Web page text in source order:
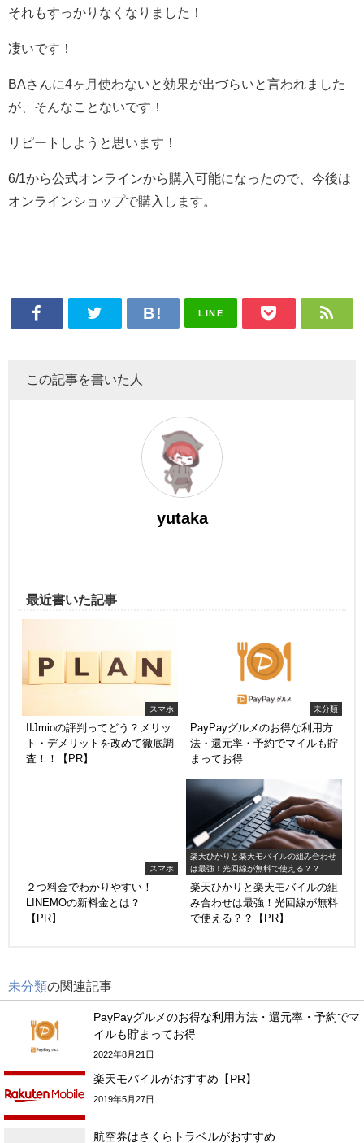
それもすっかりなくなりました！
凄いです！
BAさんに4ヶ月使わないと効果が出づらいと言われました
が、そんなことないです！
リピートしようと思います！
6/1から公式オンラインから購入可能になったので、今後は
オンラインショップで購入します。
LINE
この記事を書いた人
yutaka
最近書いた記事
スマホ
IIJmioの評判ってどう？メリッ
ト・デメリットを改めて徹底調
査！！【PR】
未分類
PayPayグルメのお得な利用方
法・還元率・予約でマイルも貯
まってお得
スマホ
２つ料金でわかりやすい！
LINEMOの新料金とは？
【PR】
楽天ひかりと楽天モバイルの組み合わせ
は最強！光回線が無料で使える？？
楽天ひかりと楽天モバイルの組
み合わせは最強！光回線が無料
で使える？？【PR】
未分類の関連記事
PayPayグルメのお得な利用方法・還元率・予約でマ
イルも貯まってお得
2022年8月21日
楽天モバイルがおすすめ【PR】
2019年5月27日
航空券はさくらトラベルがおすすめ